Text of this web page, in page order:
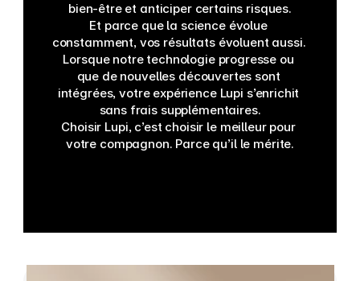
bien-être et anticiper certains risques.
Et parce que la science évolue
constamment, vos résultats évoluent aussi.
Lorsque notre technologie progresse ou
que de nouvelles découvertes sont
intégrées, votre expérience Lupi s’enrichit
sans frais supplémentaires.
Choisir Lupi, c’est choisir le meilleur pour
votre compagnon. Parce qu’il le mérite.